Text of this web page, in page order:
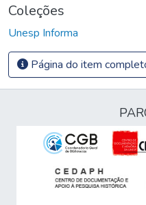
Coleções
Unesp Informa
Página do item